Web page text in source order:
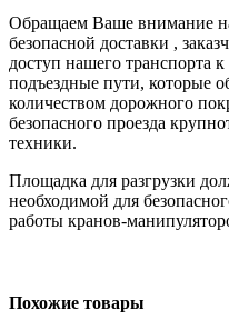
Обращаем Ваше внимание
безопасной доставки ,
доступ нашего транспорта
подъездные пути, которые
количеством дорожного
безопасного проезда
техники.
Площадка для разгрузки
необходимой для
работы кранов-
Похожие товары